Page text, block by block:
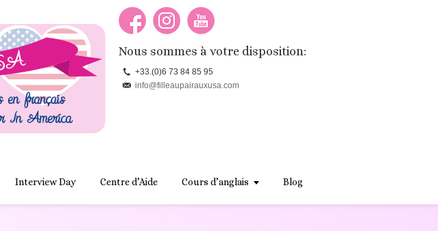
Nous sommes à votre disposition:
+33.(0)6 73 84 85 95
info@filleaupairauxusa.com
Interview Day Centre d’Aide Cours d’anglais Blog